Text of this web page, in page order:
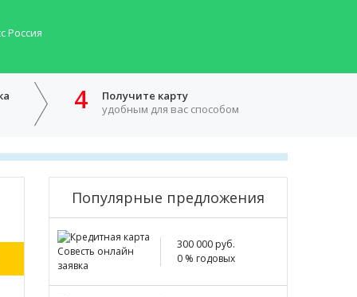
Россия
4
Получите карту
удобным для вас способом
Популярные предложения
300 000 руб.
0 % годовых